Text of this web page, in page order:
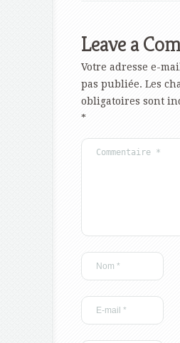
Leave a
Votre adresse e-
pas publiée. Les
obligatoires sont
*